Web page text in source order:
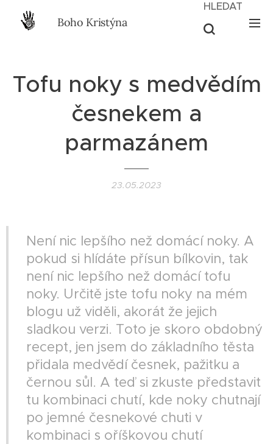
Boho Kristýna
HLEDAT
Tofu noky s medvědím
česnekem a
parmazánem
23.05.2023
Není nic lepšího než domácí noky. A
pokud si hlídáte přísun bílkovin, tak
není nic lepšího než domácí tofu
noky. Určitě jste tofu noky na mém
blogu už viděli, akorát že jejich
sladkou verzi. Toto je skoro obdobný
recept, jen jsem do základního těsta
přidala medvědí česnek, pažitku a
černou sůl. A teď si zkuste představit
tu kombinaci chutí, kde noky chutnají
po jemné česnekové chuti v
kombinaci s oříškovou chutí